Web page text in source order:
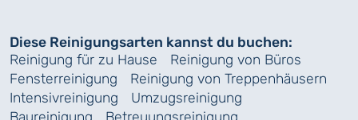
Diese Reinigungsarten kannst du buchen:
Reinigung für zu Hause
Reinigung von Büros
Fensterreinigung
Reinigung von Treppenhäusern
Intensivreinigung
Umzugsreinigung
Baureinigung
Betreuungsreinigung